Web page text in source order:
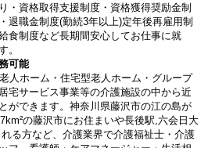
・資格取得支援制度・資格獲得奨励金制
退職金制度(勤続3年以上)定年後再雇用制
食制度など長期間安心してお仕事に就
。
可能
人ホーム・住宅型老人ホーム・グループ
宅サービス事業等の介護施設の中から近
ができます。神奈川県藤沢市の江の島が
の藤沢市にお住まいや長後駅,六会日大
る方など、介護業界で介護福祉士・介護